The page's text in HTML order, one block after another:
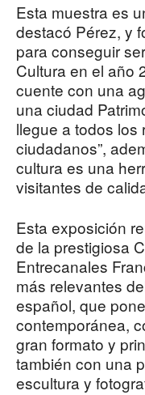
Esta muestra es
destacó Pérez, y
para conseguir
Cultura en el año
cuente con una
una ciudad
llegue a todos los
ciudadanos”,
cultura es una
visitantes de
Esta exposición
de la prestigiosa
Entrecanales
más relevantes
español, que
contemporánea,
gran formato y
también con una
escultura y